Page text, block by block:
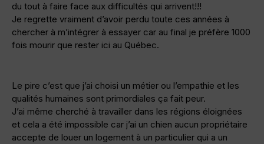
du tout à faire face aux difficultés qui arrivent!!!
Je regrette vraiment d’avoir perdu toute ces années à
chercher à m’intégrer à essayer car au final je préfère 1000
fois mourir que rester ici au Québec.
Le pire c’est que j’ai choisi un métier ou l’empathie et les
qualités humaines sont primordiales ça fait peur.
J’ai même cherché à travailler dans les régions éloignées
et cela a été impossible car j’ai un chien aucun propriétaire
accepte de louer un logement à un particulier qui a un